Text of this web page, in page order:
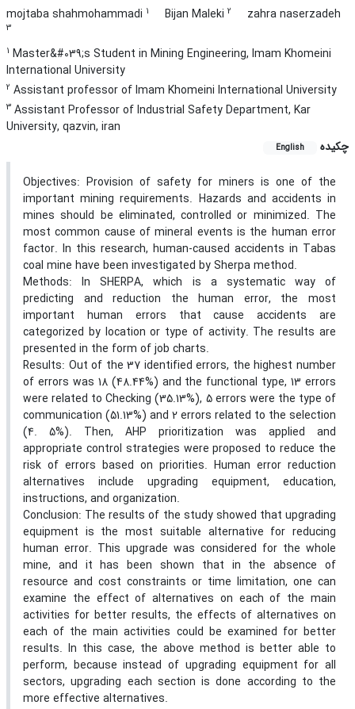
mojtaba shahmohammadi 1 Bijan Maleki 2 zahra naserzadeh
3
1 Master&#039;s Student in Mining Engineering, Imam Khomeini
International University
2 Assistant professor of Imam Khomeini International University
3 Assistant Professor of Industrial Safety Department, Kar
University, qazvin, iran
چکیده
English
Objectives: Provision of safety for miners is one of the
important mining requirements. Hazards and accidents in
mines should be eliminated, controlled or minimized. The
most common cause of mineral events is the human error
factor. In this research, human-caused accidents in Tabas
coal mine have been investigated by Sherpa method.
Methods: In SHERPA, which is a systematic way of
predicting and reduction the human error, the most
important human errors that cause accidents are
categorized by location or type of activity. The results are
presented in the form of job charts.
Results: Out of the 37 identified errors, the highest number
of errors was 18 (48.44%) and the functional type, 13 errors
were related to Checking (35.13%), 5 errors were the type of
communication (51.13%) and 2 errors related to the selection
(4. 5%). Then, AHP prioritization was applied and
appropriate control strategies were proposed to reduce the
risk of errors based on priorities. Human error reduction
alternatives include upgrading equipment, education,
instructions, and organization.
Conclusion: The results of the study showed that upgrading
equipment is the most suitable alternative for reducing
human error. This upgrade was considered for the whole
mine, and it has been shown that in the absence of
resource and cost constraints or time limitation, one can
examine the effect of alternatives on each of the main
activities for better results, the effects of alternatives on
each of the main activities could be examined for better
results. In this case, the above method is better able to
perform, because instead of upgrading equipment for all
sectors, upgrading each section is done according to the
more effective alternatives.